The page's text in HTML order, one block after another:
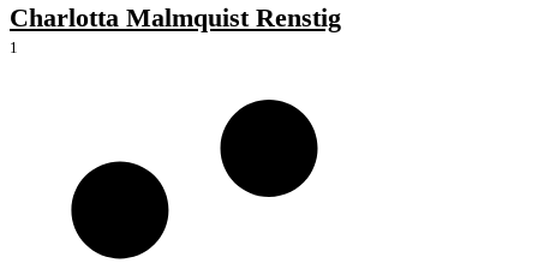
Charlotta Malmquist Renstig
1